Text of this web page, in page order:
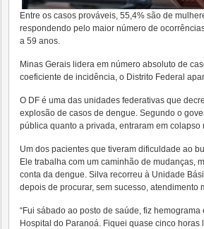
Entre os casos prováveis, 55,4% são de
respondendo pelo maior número de
a 59 anos.
Minas Gerais lidera em número absoluto de
coeficiente de incidência, o Distrito Federal
O DF é uma das unidades federativas que
explosão de casos de dengue. Segundo o
pública quanto a privada, entraram em colapso
Um dos pacientes que tiveram dificuldade ao
Ele trabalha com um caminhão de mudanças,
conta da dengue. Silva recorreu à Unidade
depois de procurar, sem sucesso, atendimento
“Fui sábado ao posto de saúde, fiz
Hospital do Paranoá. Fiquei quase cinco